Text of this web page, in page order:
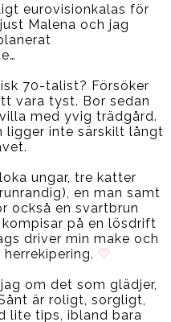
eurovisionkalas för
Malena och jag
70-talist? Försöker
vara tyst. Bor sedan
med yvig trädgård.
ligger inte särskilt långt
ungar, tre katter
en man samt
också en svartbrun
på en lösdrift
driver min make och
♡
om det som glädjer,
är roligt, sorgligt,
lite tips, ibland bara